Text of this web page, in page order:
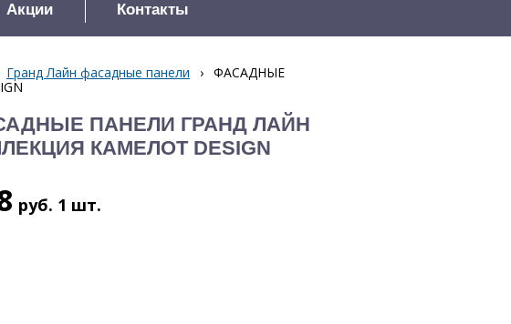
Акции Контакты
Гранд Лайн фасадные панели › ФАСАДНЫЕ
ПАНЕЛИ ГРАНД ЛАЙН
КАМЕЛОТ DESIGN
руб. 1 шт.